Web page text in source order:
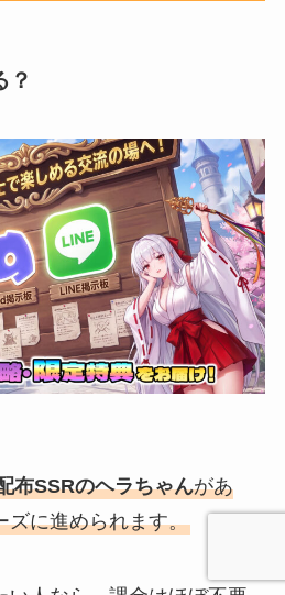
？
布SSRのヘラちゃんがあ
ズに進められます。